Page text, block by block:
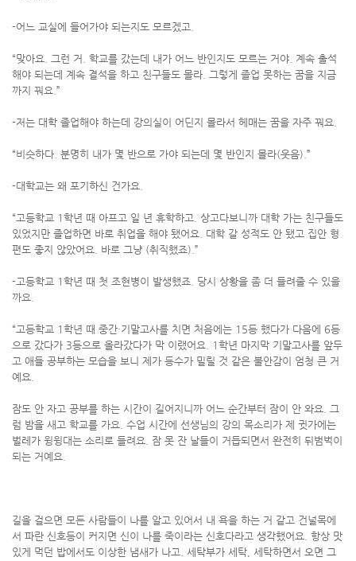
-어느 교실에 들어가야 되는지도 모르겠고.
“맞아요. 그런 거. 학교를 갔는데 내가 어느 반인지도 모르는 거야. 계속 출석
해야 되는데 계속 결석을 하고 친구들도 몰라. 그렇게 졸업 못하는 꿈을 지금
까지 꿔요.”
-저는 대학 졸업해야 하는데 강의실이 어딘지 몰라서 헤매는 꿈을 자주 꿔요.
“비슷하다. 분명히 내가 몇 반으로 가야 되는데 몇 반인지 몰라(웃음).”
-대학교는 왜 포기하신 건가요.
“고등학교 1학년 때 아프고 일 년 휴학하고. 상고다보니까 대학 가는 친구들도
있었지만 졸업하면 바로 취업을 해야 됐어요. 대학 갈 성적도 안 됐고 집안 형
편도 좋지 않았어요. 바로 그냥 (취직했죠).”
-고등학교 1학년 때 첫 조현병이 발생했죠. 당시 상황을 좀 더 들려줄 수 있을
까요.
“고등학교 1학년 때 중간·기말고사를 치면 처음에는 15등 했다가 다음에 6등
으로 갔다가 3등으로 올라갔다가 막 이랬어요. 1학년 마지막 기말고사를 앞두
고 애들 공부하는 모습을 보니 제가 등수가 밀릴 것 같은 불안감이 엄청 큰 거
예요.
잠도 안 자고 공부를 하는 시간이 길어지니까 어느 순간부터 잠이 안 와요. 그
럼 밤을 새고 학교를 가요. 수업 시간에 선생님의 강의 목소리가 제 귓가에는
벌레가 윙윙대는 소리로 들려요. 잠 못 잔 날들이 거듭되면서 완전히 뒤범벅이
되는 거예요.
길을 걸으면 모든 사람들이 나를 알고 있어서 내 욕을 하는 거 같고 건널목에
서 파란 신호등이 커지면 신이 나를 죽이라는 신호다라고 생각했어요. 항상 맛
있게 먹던 밥에서도 이상한 냄새가 나고. 세탁부가 세탁, 세탁하면서 오면 그